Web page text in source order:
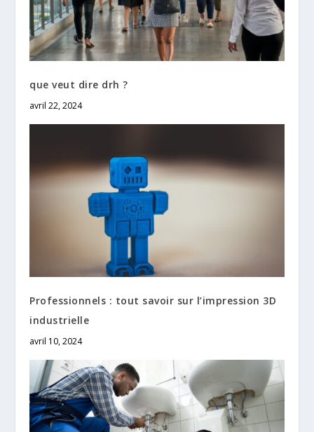
que veut dire drh ?
avril 22, 2024
Professionnels : tout savoir sur l’impression 3D
industrielle
avril 10, 2024